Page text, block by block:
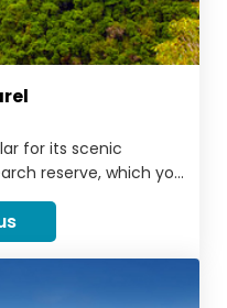
for its scenic
reserve, which you
else on the
have blessed
tourist